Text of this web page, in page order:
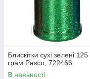
Блискітки сухі зелені 125
грам Pasco, 722466
В наявності